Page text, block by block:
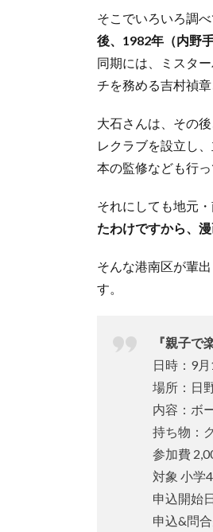
そこでいろいろ調
後、1982年（内野
同期には、ミスタ
チを務める吉村禎章
大石さんは、その
レクラブを設立し
本の監修なども行っ
それにしても地元
たわけですから、
そんな港南区が輩
す。
『親子で
日時：9
場所：日
内容：ボ
持ち物：
参加費
対象 小学
申込開始
申込&問